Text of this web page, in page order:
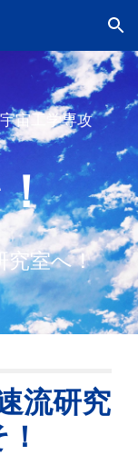
Skip to navigation
宙工学専攻
究室へ！
流研究